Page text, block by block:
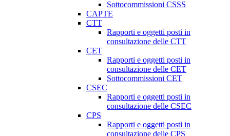
Sottocommissioni CSSS
CAPTE
CTT
Rapporti e oggetti posti in
consultazione delle CTT
CET
Rapporti e oggetti posti in
consultazione delle CET
Sottocommissioni CET
CSEC
Rapporti e oggetti posti in
consultazione delle CSEC
CPS
Rapporti e oggetti posti in
consultazione delle CPS